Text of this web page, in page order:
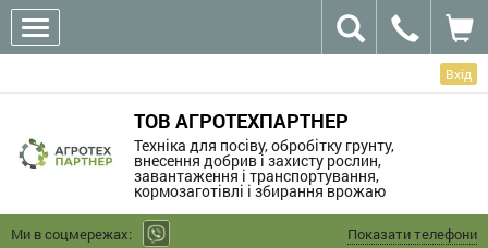
Вхід
ТОВ АГРОТЕХПАРТНЕР
Техніка для посіву, обробітку грунту,
внесення добрив і захисту рослин,
завантаження і транспортування,
кормозаготівлі і збирання врожаю
Ми в соцмережах:
Показати телефони